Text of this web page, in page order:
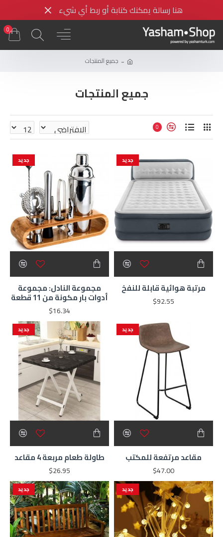
هنا رسالة يمكنك كتابة أو ربط أي شيء
0
جميع المنتجات
جميع المنتجات
0
جديد
مرتبة هوائية قابلة للنفخ
$92.55
جديد
مجموعة النادل: مجموعة
أدوات بار مكونة من 11 قطعة
$16.34
جديد
مقاعد مرتفعة للمكتب
$47.00
جديد
طاولة طعام مربعة 4 مقاعد
$26.95
جديد جديد